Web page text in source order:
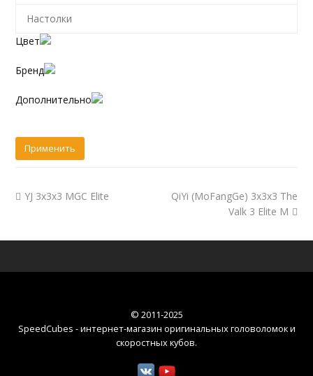
Настолки
Цвет
Бренд
Дополнительно
YJ 3x3x3 MGC Elite
QiYi (MoFangGe) 3x3x3 The
Valk 3 Elite M
© 2011-2025
SpeedCubes - интернет-магазин оригинальных головоломок и
скоростных кубов.